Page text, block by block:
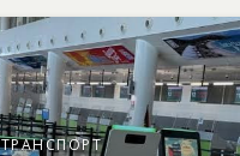
ТРАНСПОРТ